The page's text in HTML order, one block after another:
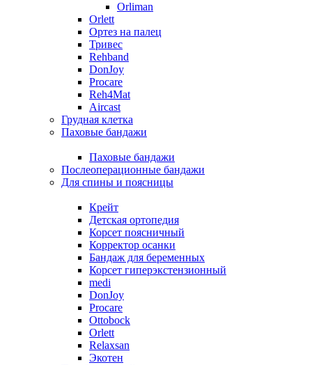
Orliman
Orlett
Ортез на палец
Тривес
Rehband
DonJoy
Procare
Reh4Mat
Aircast
Грудная клетка
Паховые бандажи
Паховые бандажи
Послеоперационные бандажи
Для спины и поясницы
Крейт
Детская ортопедия
Корсет поясничный
Корректор осанки
Бандаж для беременных
Корсет гиперэкстензионный
medi
DonJoy
Procare
Ottobock
Orlett
Relaxsan
Экотен